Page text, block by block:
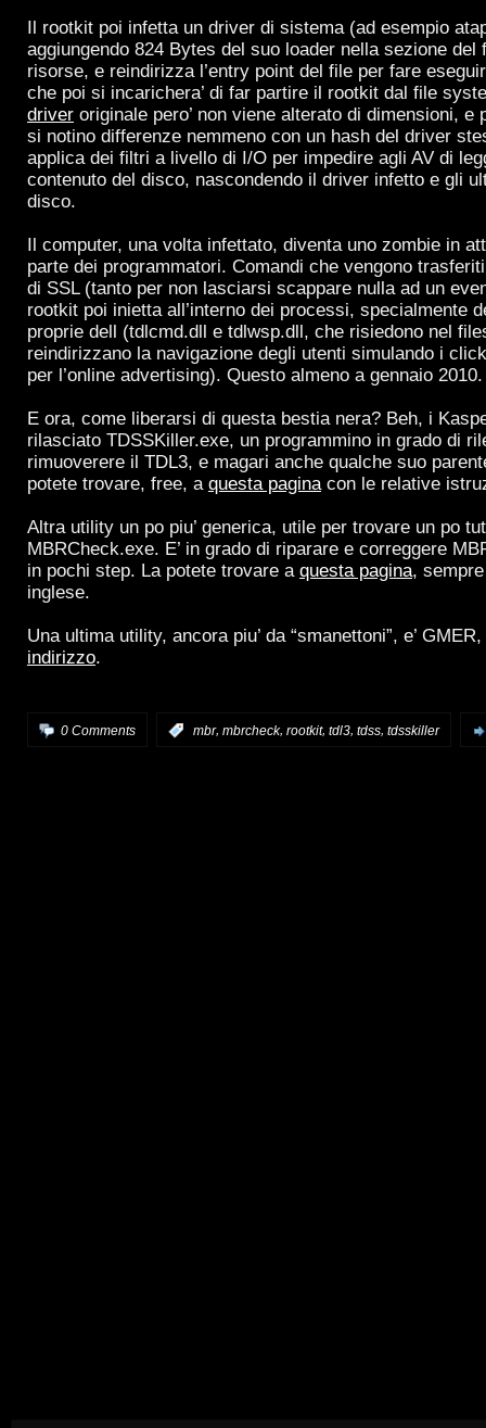
Il rootkit poi infetta un driver di sistema (ad esempio
aggiungendo 824 Bytes del suo loader nella sezione del
risorse, e reindirizza l’entry point del file per fare
che poi si incarichera’ di far partire il rootkit dal file
driver originale pero’ non viene alterato di dimensioni, e
si notino differenze nemmeno con un hash del driver
applica dei filtri a livello di I/O per impedire agli AV di
contenuto del disco, nascondendo il driver infetto e gli
disco.
Il computer, una volta infettato, diventa uno zombie in
parte dei programmatori. Comandi che vengono
di SSL (tanto per non lasciarsi scappare nulla ad un
rootkit poi inietta all’interno dei processi, specialmente
proprie dell (tdlcmd.dll e tdlwsp.dll, che risiedono nel
reindirizzano la navigazione degli utenti simulando i
per l’online advertising). Questo almeno a gennaio
E ora, come liberarsi di questa bestia nera? Beh, i
rilasciato TDSSKiller.exe, un programmino in grado di
rimuoverere il TDL3, e magari anche qualche suo
potete trovare, free, a questa paginacon le relative
Altra utility un po piu’ generica, utile per trovare un po
MBRCheck.exe. E’ in grado di riparare e correggere
in pochi step. La potete trovare a questa pagina,
inglese.
Una ultima utility, ancora piu’ da “smanettoni”, e’
indirizzo.
0 Comments mbr, mbrcheck, rootkit, tdl3, tdss, tdsskiller